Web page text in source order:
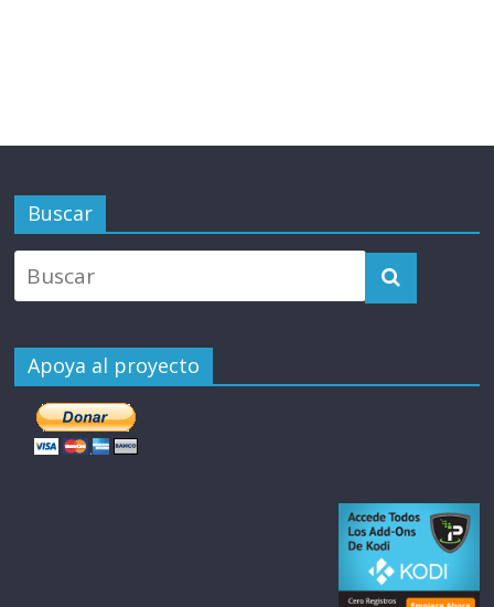
Buscar
Apoya al proyecto